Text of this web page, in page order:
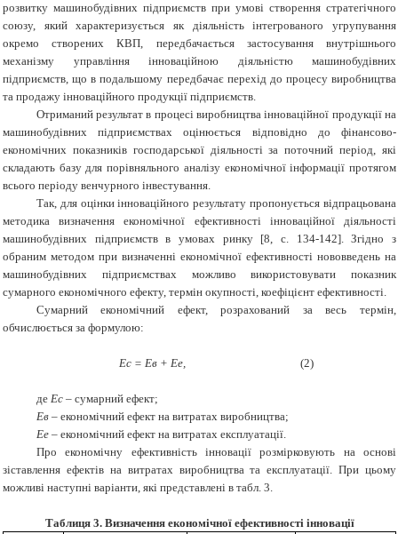
розвитку машинобудівних підприємств при умові створення стратегічного
союзу, який характеризується як діяльність інтегрованого угрупування
окремо створених КВП, передбачається застосування внутрішнього
механізму управління інноваційною діяльністю машинобудівних
підприємств, що в подальшому передбачає перехід до процесу виробництва
та продажу інноваційного продукції підприємств.
Отриманий результат в процесі виробництва інноваційної продукції на
машинобудівних підприємствах оцінюється відповідно до фінансово-
економічних показників господарської діяльності за поточний період, які
складають базу для порівняльного аналізу економічної інформації протягом
всього періоду венчурного інвестування.
Так, для оцінки інноваційного результату пропонується відпрацьована
методика визначення економічної ефективності інноваційної діяльності
машинобудівних підприємств в умовах ринку [8, с. 134-142]. Згідно з
обраним методом при визначенні економічної ефективності нововведень на
машинобудівних підприємствах можливо використовувати показник
сумарного економічного ефекту, термін окупності, коефіцієнт ефективності.
Сумарний економічний ефект, розрахований за весь термін,
обчислюється за формулою:
Ес = Ев + Ее, (2)
де Ес – сумарний ефект;
Ев – економічний ефект на витратах виробництва;
Ее – економічний ефект на витратах експлуатації.
Про економічну ефективність інновації розмірковують на основі
зіставлення ефектів на витратах виробництва та експлуатації. При цьому
можливі наступні варіанти, які представлені в табл. 3.
Таблиця 3. Визначення економічної ефективності інновації